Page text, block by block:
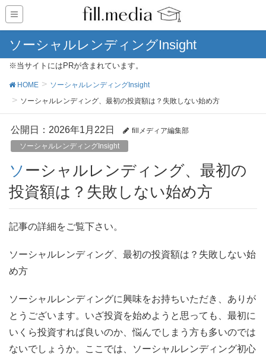
ソーシャルレンディングInsight
※当サイトにはPRが含まれています。
HOME
ソーシャルレンディングInsight
ソーシャルレンディング、最初の投資額は？失敗しない始め方
公開日： 2026年1月22日
fillメディア編集部
ソーシャルレンディングInsight
ソーシャルレンディング、最初の
投資額は？失敗しない始め方
記事の詳細をご覧下さい。
ソーシャルレンディング、最初の投資額は？失敗しない始
め方
ソーシャルレンディングに興味をお持ちいただき、ありが
とうございます。いざ投資を始めようと思っても、最初に
いくら投資すれば良いのか、悩んでしまう方も多いのでは
ないでしょうか。ここでは、ソーシャルレンディング初心